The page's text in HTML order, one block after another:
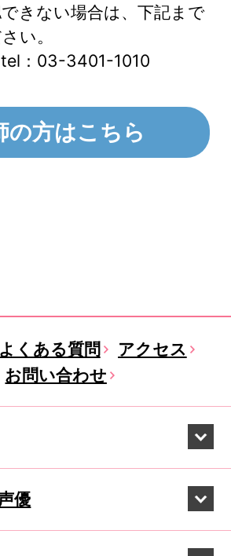
きない場合は、下記まで
い。
：03-3401-1010
の方はこちら
よくある質問
アクセス
お問い合わせ
優